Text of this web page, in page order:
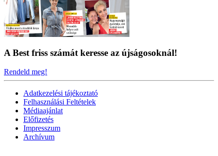
A Best friss számát keresse az újságosoknál!
Rendeld meg!
Adatkezelési tájékoztató
Felhasználási Feltételek
Médiaajánlat
Előfizetés
Impresszum
Archívum